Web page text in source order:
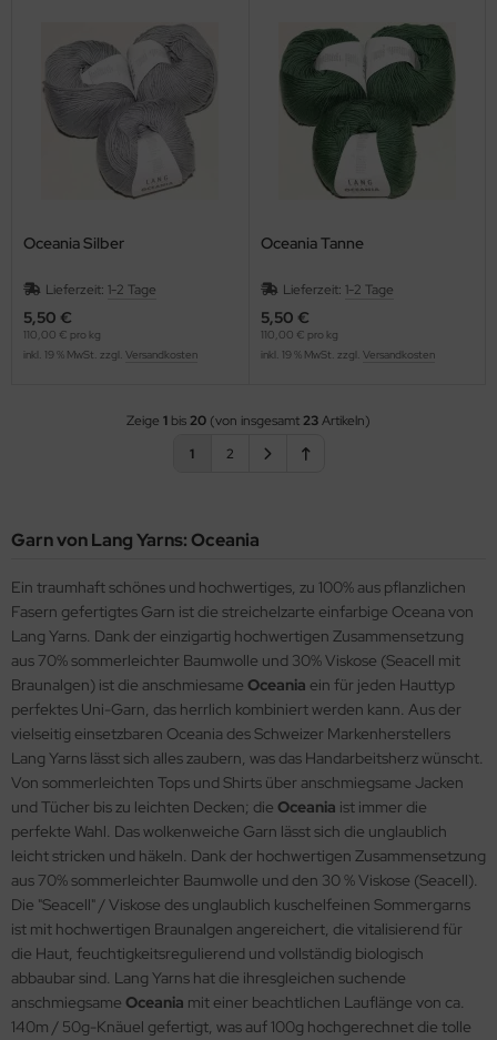
Oceania Silber
Lieferzeit: 1-2 Tage
5,50 €
110,00 € pro kg
inkl. 19 % MwSt. zzgl. Versandkosten
Oceania Tanne
Lieferzeit: 1-2 Tage
5,50 €
110,00 € pro kg
inkl. 19 % MwSt. zzgl. Versandkosten
Zeige 1 bis20 (von insgesamt23Artikeln)
1
2
Garn von Lang Yarns: Oceania
Ein traumhaft schönes und hochwertiges, zu 100% aus pflanzlichen
Fasern gefertigtes Garn ist die streichelzarte einfarbige Oceana von
Lang Yarns. Dank der einzigartig hochwertigen Zusammensetzung
aus 70% sommerleichter Baumwolle und 30% Viskose (Seacell mit
Braunalgen) ist die anschmiesame Oceania ein für jeden Hauttyp
perfektes Uni-Garn, das herrlich kombiniert werden kann. Aus der
vielseitig einsetzbaren Oceania des Schweizer Markenherstellers
Lang Yarns lässt sich alles zaubern, was das Handarbeitsherz wünscht.
Von sommerleichten Tops und Shirts über anschmiegsame Jacken
und Tücher bis zu leichten Decken; die Oceania ist immer die
perfekte Wahl. Das wolkenweiche Garn lässt sich die unglaublich
leicht stricken und häkeln. Dank der hochwertigen Zusammensetzung
aus 70% sommerleichter Baumwolle und den 30 % Viskose (Seacell).
Die "Seacell" / Viskose des unglaublich kuschelfeinen Sommergarns
ist mit hochwertigen Braunalgen angereichert, die vitalisierend für
die Haut, feuchtigkeitsregulierend und vollständig biologisch
abbaubar sind. Lang Yarns hat die ihresgleichen suchende
anschmiegsame Oceania mit einer beachtlichen Lauflänge von ca.
140m / 50g-Knäuel gefertigt, was auf 100g hochgerechnet die tolle